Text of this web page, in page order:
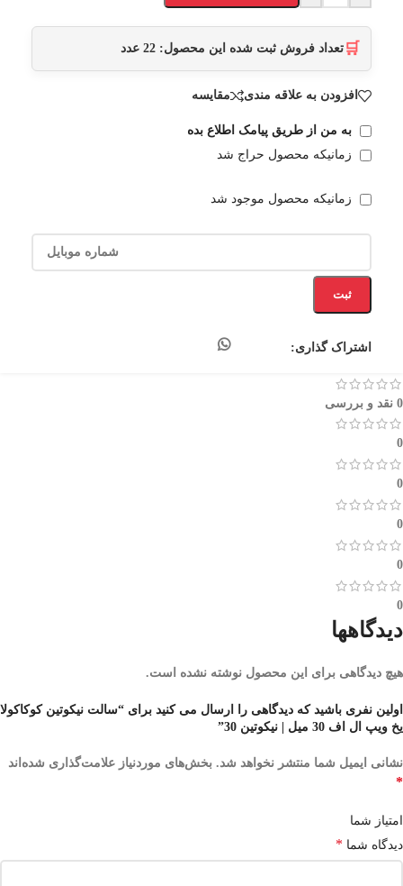
🛒 تعداد فروش ثبت شده این محصول: 22 عدد
افزودن به علاقه مندی مقایسه
به من از طریق پیامک اطلاع بده
زمانیکه محصول حراج شد
زمانیکه محصول موجود شد
ثبت
اشتراک گذاری:
0 نقد و بررسی
0
0
0
0
0
دیدگاهها
هیچ دیدگاهی برای این محصول نوشته نشده است.
اولین نفری باشید که دیدگاهی را ارسال می کنید برای “سالت نیکوتین کوکاکولا
یخ ویپ ال اف 30 میل | نیکوتین 30”
نشانی ایمیل شما منتشر نخواهد شد. بخش‌های موردنیاز علامت‌گذاری شده‌اند
*
امتیاز شما
دیدگاه شما *